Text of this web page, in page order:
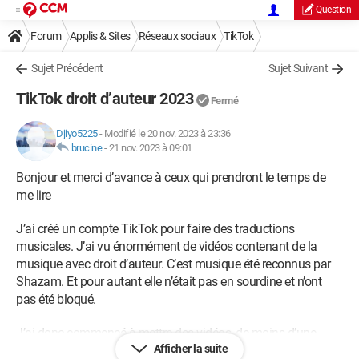
Question
Forum Applis & Sites Réseaux sociaux TikTok
Sujet Précédent Sujet Suivant
TikTok droit d’auteur 2023 Fermé
Djiyo5225- Modifié le 20 nov. 2023 à 23:36
brucine-21 nov. 2023 à 09:01
Bonjour et merci d’avance à ceux qui prendront le temps de
me lire
J’ai créé un compte TikTok pour faire des traductions
musicales. J’ai vu énormément de vidéos contenant de la
musique avec droit d’auteur. C’est musique été reconnus par
Shazam. Et pour autant elle n’était pas en sourdine et n’ont
pas été bloqué.
J’ai donc commencé à mettre des vidéos, de moins d’une
minute contenant des concerts, de live, des freestyle et mes
Afficher la suite